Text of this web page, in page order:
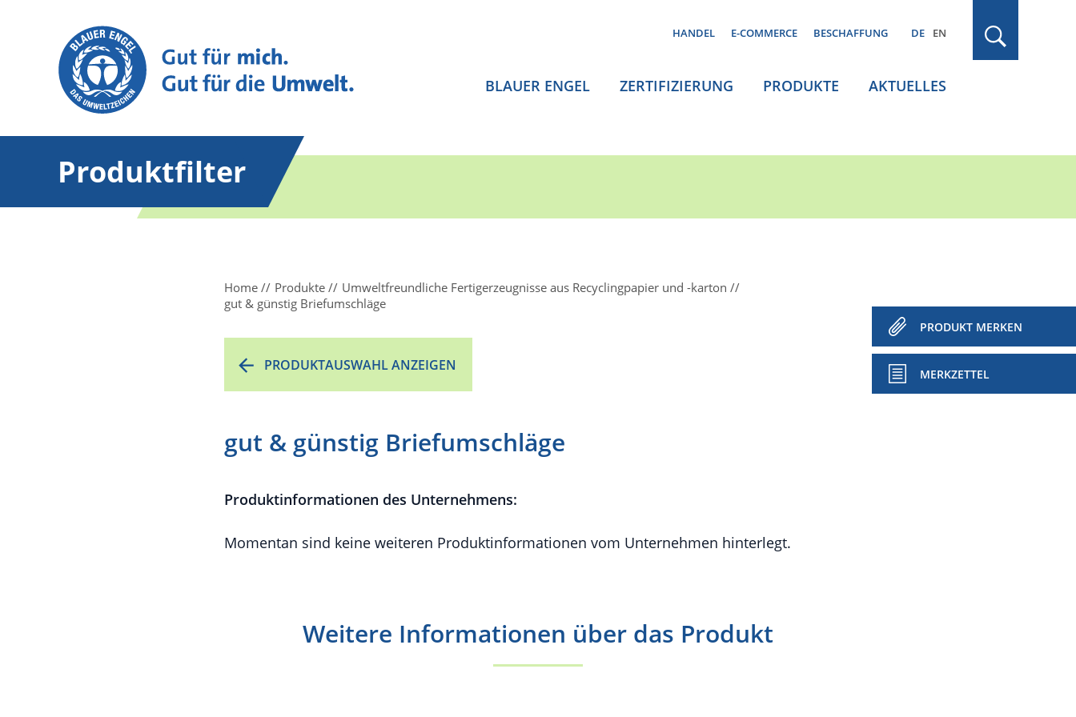
HANDEL E-COMMERCE BESCHAFFUNG DE EN
BLAUER ENGEL ZERTIFIZIERUNG PRODUKTE AKTUELLES
Produktfilter
Home Produkte
Umweltfreundliche Fertigerzeugnisse aus Recyclingpapier und -karton
gut & günstig Briefumschläge
PRODUKTAUSWAHL ANZEIGEN
PRODUKT MERKEN
MERKZETTEL
gut & günstig Briefumschläge
Produktinformationen des Unternehmens:
Momentan sind keine weiteren Produktinformationen vom Unternehmen hinterlegt.
Weitere Informationen über das Produkt